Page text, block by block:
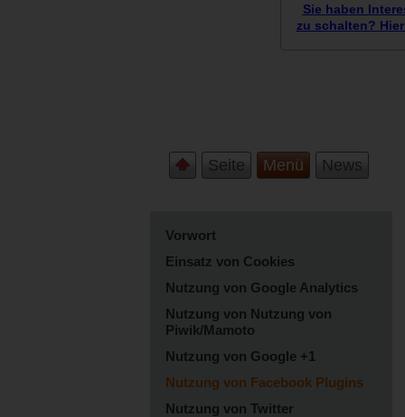
Sie haben
zu schalten?
Seite Menü News
Vorwort
Einsatz von Cookies
Nutzung von Google Analytics
Nutzung von Nutzung von
Piwik/Mamoto
Nutzung von Google +1
Nutzung von Facebook Plugins
Nutzung von Twitter